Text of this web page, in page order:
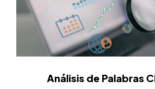
Análisis de Palabras